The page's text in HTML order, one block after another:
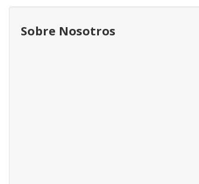
Sobre Nosotros